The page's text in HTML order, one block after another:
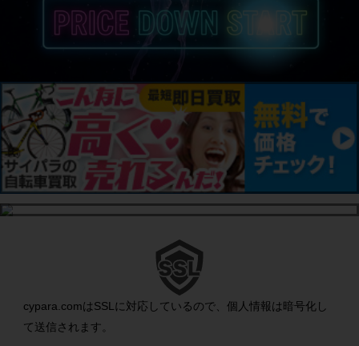
cypara.comはSSLに対応しているので、個人情報は暗号化し
て送信されます。